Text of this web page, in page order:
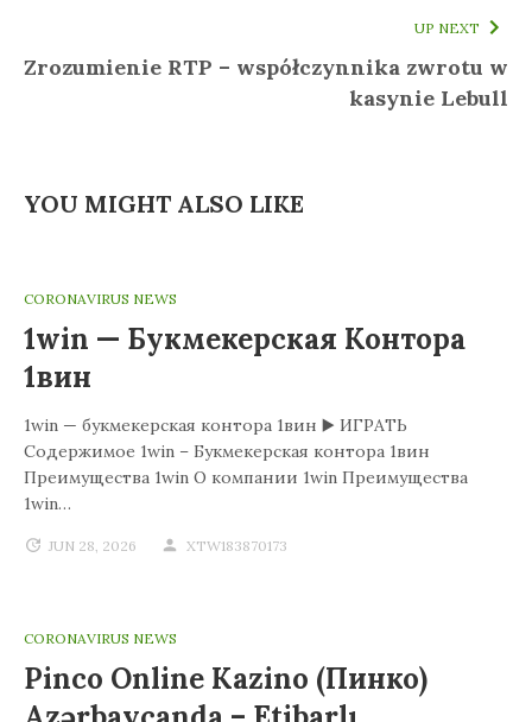
UP NEXT
Zrozumienie RTP – współczynnika zwrotu w
kasynie Lebull
YOU MIGHT ALSO LIKE
CORONAVIRUS NEWS
1win — Букмекерская Контора
1вин
1win — букмекерская контора 1вин ▶️ ИГРАТЬ
Содержимое 1win – Букмекерская контора 1вин
Преимущества 1win О компании 1win Преимущества
1win…
JUN 28, 2026 XTW183870173
CORONAVIRUS NEWS
Pinco Online Kazino (Пинко)